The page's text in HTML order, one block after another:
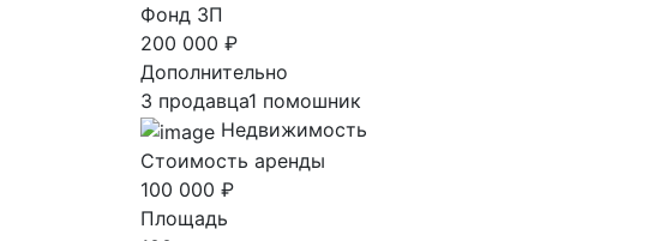
Фонд ЗП
200 000 ₽
Дополнительно
3 продавца1 помошник
Недвижимость
Стоимость аренды
100 000 ₽
Площадь